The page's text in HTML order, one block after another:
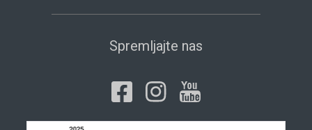
Spremljajte nas